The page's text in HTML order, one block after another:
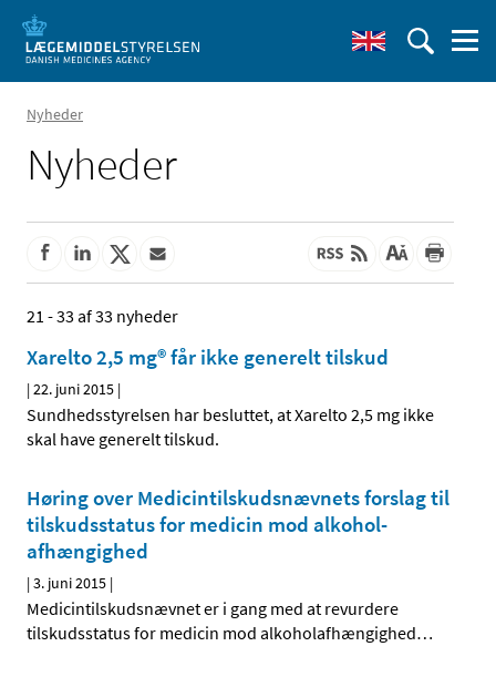
Nyheder
Nyheder
21 - 33 af 33 nyheder
Xarelto 2,5 mg® får ikke generelt tilskud
|22. juni 2015 |
Sundhedsstyrelsen har besluttet, at Xarelto 2,5 mg ikke
skal have generelt tilskud.
Høring over Medicintilskuds­nævnets forslag til
tilskudsstatus for medicin mod alkohol­
afhængighed
|3. juni 2015 |
Medicintilskudsnævnet er i gang med at revurdere
tilskudsstatus for medicin mod alkoholafhængighed…